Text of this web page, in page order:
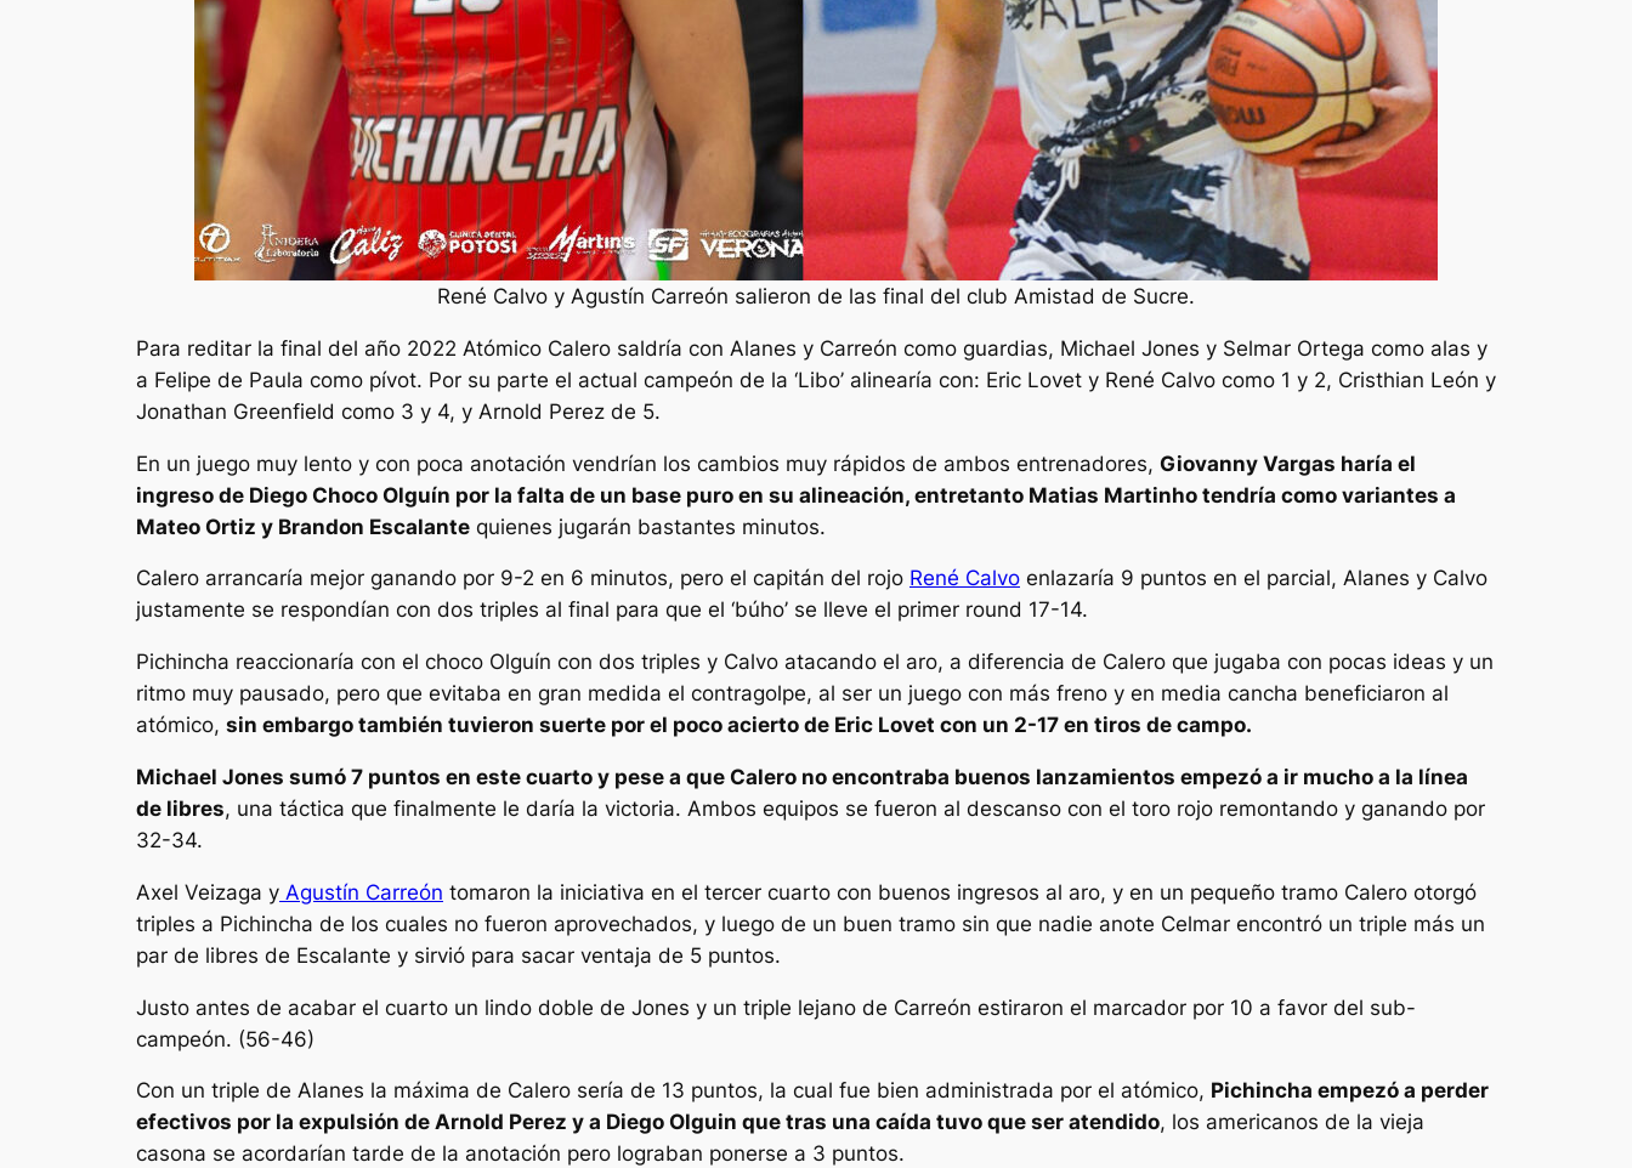
René Calvo y Agustín Carreón salieron de las final del club Amistad de Sucre.
Para reditar la final del año 2022 Atómico Calero saldría con Alanes y Carreón como guardias, Michael Jones y Selmar Ortega como alas y
a Felipe de Paula como pívot. Por su parte el actual campeón de la ‘Libo’ alinearía con: Eric Lovet y René Calvo como 1 y 2, Cristhian León y
Jonathan Greenfield como 3 y 4, y Arnold Perez de 5.
En un juego muy lento y con poca anotación vendrían los cambios muy rápidos de ambos entrenadores, Giovanny Vargas haría el
ingreso de Diego Choco Olguín por la falta de un base puro en su alineación, entretanto Matias Martinho tendría como variantes a
Mateo Ortiz y Brandon Escalante quienes jugarán bastantes minutos.
Calero arrancaría mejor ganando por 9-2 en 6 minutos, pero el capitán del rojo René Calvo enlazaría 9 puntos en el parcial, Alanes y Calvo
justamente se respondían con dos triples al final para que el ‘búho’ se lleve el primer round 17-14.
Pichincha reaccionaría con el choco Olguín con dos triples y Calvo atacando el aro, a diferencia de Calero que jugaba con pocas ideas y un
ritmo muy pausado, pero que evitaba en gran medida el contragolpe, al ser un juego con más freno y en media cancha beneficiaron al
atómico, sin embargo también tuvieron suerte por el poco acierto de Eric Lovet con un 2-17 en tiros de campo.
Michael Jones sumó 7 puntos en este cuarto y pese a que Calero no encontraba buenos lanzamientos empezó a ir mucho a la línea
de libres, una táctica que finalmente le daría la victoria. Ambos equipos se fueron al descanso con el toro rojo remontando y ganando por
32-34.
Axel Veizaga y Agustín Carreón tomaron la iniciativa en el tercer cuarto con buenos ingresos al aro, y en un pequeño tramo Calero otorgó
triples a Pichincha de los cuales no fueron aprovechados, y luego de un buen tramo sin que nadie anote Celmar encontró un triple más un
par de libres de Escalante y sirvió para sacar ventaja de 5 puntos.
Justo antes de acabar el cuarto un lindo doble de Jones y un triple lejano de Carreón estiraron el marcador por 10 a favor del sub-
campeón. (56-46)
Con un triple de Alanes la máxima de Calero sería de 13 puntos, la cual fue bien administrada por el atómico, Pichincha empezó a perder
efectivos por la expulsión de Arnold Perez y a Diego Olguin que tras una caída tuvo que ser atendido, los americanos de la vieja
casona se acordarían tarde de la anotación pero lograban ponerse a 3 puntos.